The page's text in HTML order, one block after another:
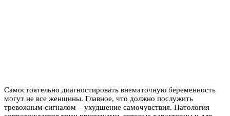
Самостоятельно диагностировать внематочную беременность
могут не все женщины. Главное, что должно послужить
тревожным сигналом – ухудшение самочувствия. Патология